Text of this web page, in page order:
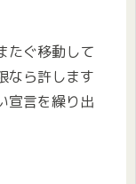
たぐ移動して
なら許します
宣言を繰り出